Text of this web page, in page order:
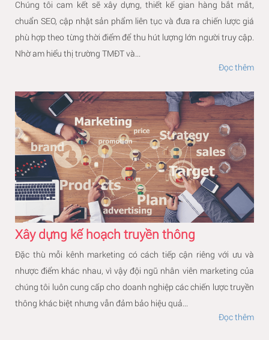
Chúng tôi cam kết sẽ xây dựng, thiết kế gian hàng bắt mắt,
chuẩn SEO, cập nhật sản phẩm liên tục và đưa ra chiến lược giá
phù hợp theo từng thời điểm để thu hút lượng lớn người truy cập.
Nhờ am hiểu thị trường TMĐT và...
Đọc thêm
Xây dựng kế hoạch truyền thông
Đặc thù mỗi kênh marketing có cách tiếp cận riêng với ưu và
nhược điểm khác nhau, vì vậy đội ngũ nhân viên marketing của
chúng tôi luôn cung cấp cho doanh nghiệp các chiến lược truyền
thông khác biệt nhưng vẫn đảm bảo hiệu quả...
Đọc thêm